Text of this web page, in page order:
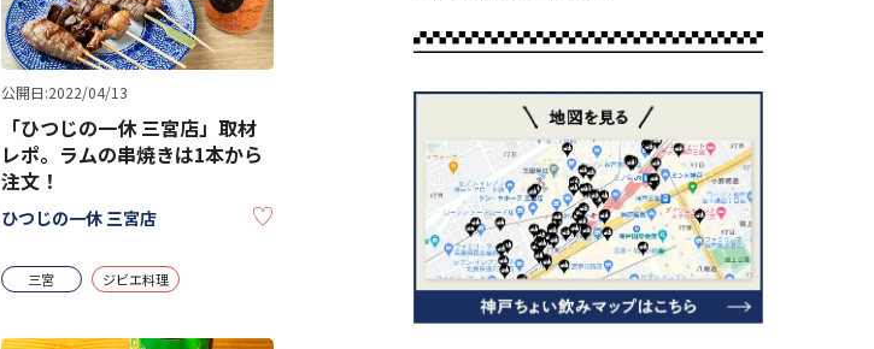
公開日:2022/04/13
「ひつじの一休 三宮店」取材
レポ。ラムの串焼きは1本から
注文！
ひつじの一休 三宮店
三宮 ジビエ料理